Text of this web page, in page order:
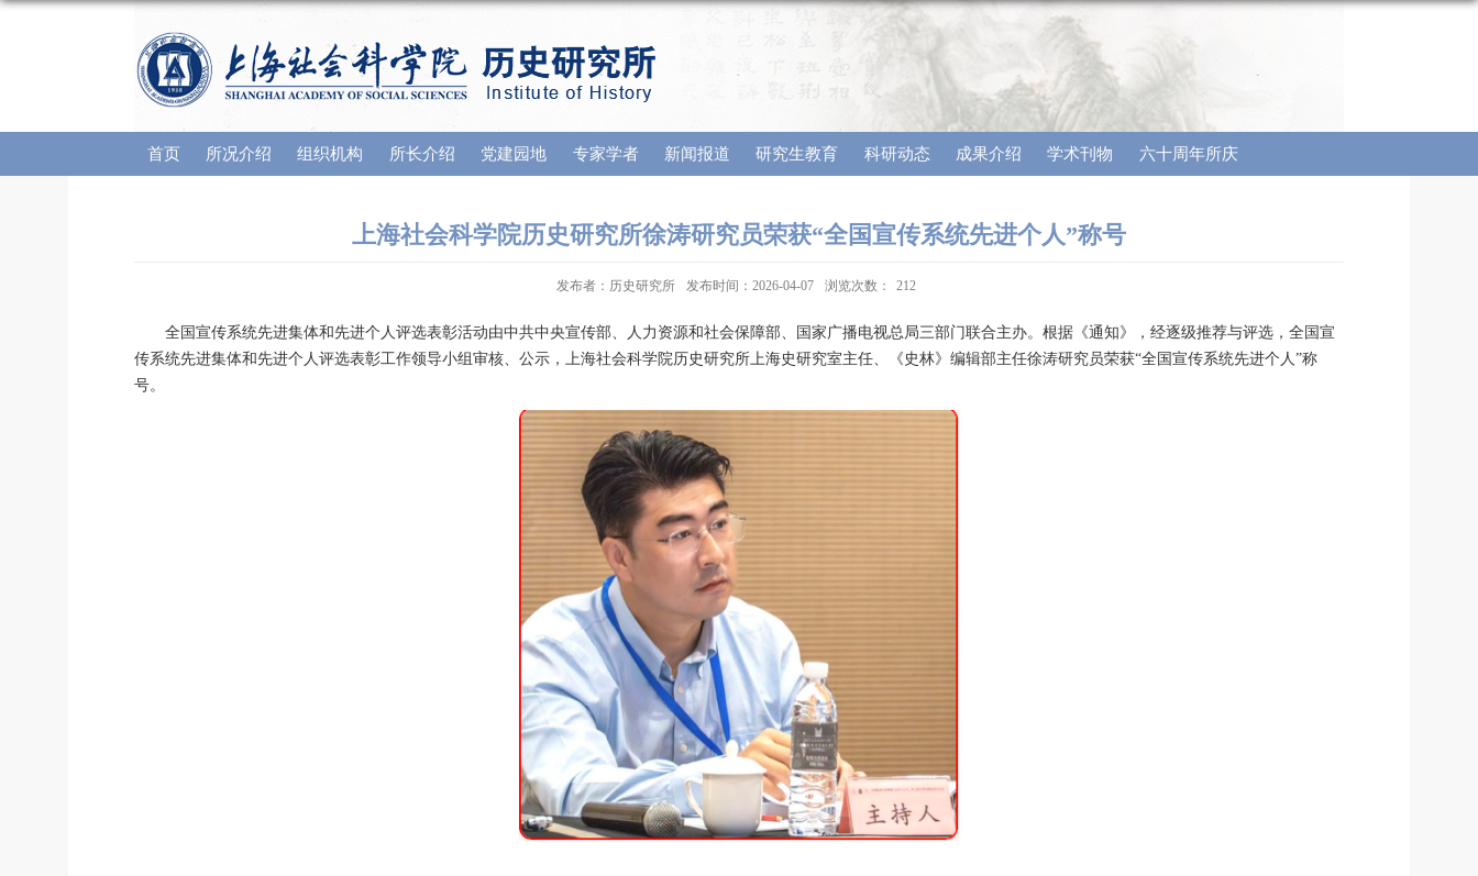
首页 所况介绍 组织机构 所长介绍 党建园地 专家学者 新闻报道 研究生教育 科研动态 成果介绍 学术刊物 六十周年所庆
上海社会科学院历史研究所徐涛研究员荣获“全国宣传系统先进个人”称号
发布者：历史研究所 发布时间：2026-04-07 浏览次数： 212
全国宣传系统先进集体和先进个人评选表彰活动由中共中央宣传部、人力资源和社会保障部、国家广播电视总局三部门联合主办。根据《通知》，经逐级推荐与评选，全国宣
传系统先进集体和先进个人评选表彰工作领导小组审核、公示，上海社会科学院历史研究所上海史研究室主任、《史林》编辑部主任徐涛研究员荣获“全国宣传系统先进个人”称
号。